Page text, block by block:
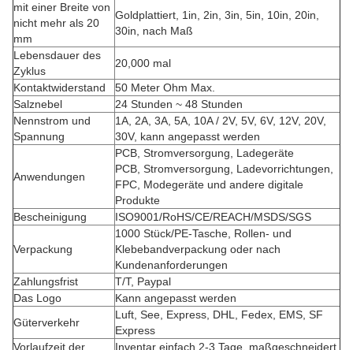
mit einer Breite von
nicht mehr als 20
mm
Goldplattiert, 1in, 2in, 3in, 5in, 10in, 20in,
30in, nach Maß
Lebensdauer des
Zyklus
20,000 mal
Kontaktwiderstand
50 Meter Ohm Max.
Salznebel
24 Stunden ~ 48 Stunden
Nennstrom und
Spannung
1A, 2A, 3A, 5A, 10A / 2V, 5V, 6V, 12V, 20V,
30V, kann angepasst werden
Anwendungen
PCB, Stromversorgung, Ladegeräte
PCB, Stromversorgung, Ladevorrichtungen,
FPC, Modegeräte und andere digitale
Produkte
Bescheinigung
ISO9001/RoHS/CE/REACH/MSDS/SGS
Verpackung
1000 Stück/PE-Tasche, Rollen- und
Klebebandverpackung oder nach
Kundenanforderungen
Zahlungsfrist
T/T, Paypal
Das Logo
Kann angepasst werden
Güterverkehr
Luft, See, Express, DHL, Fedex, EMS, SF
Express
Vorlaufzeit der
Inventar einfach 2-3 Tage, maßgeschneidert